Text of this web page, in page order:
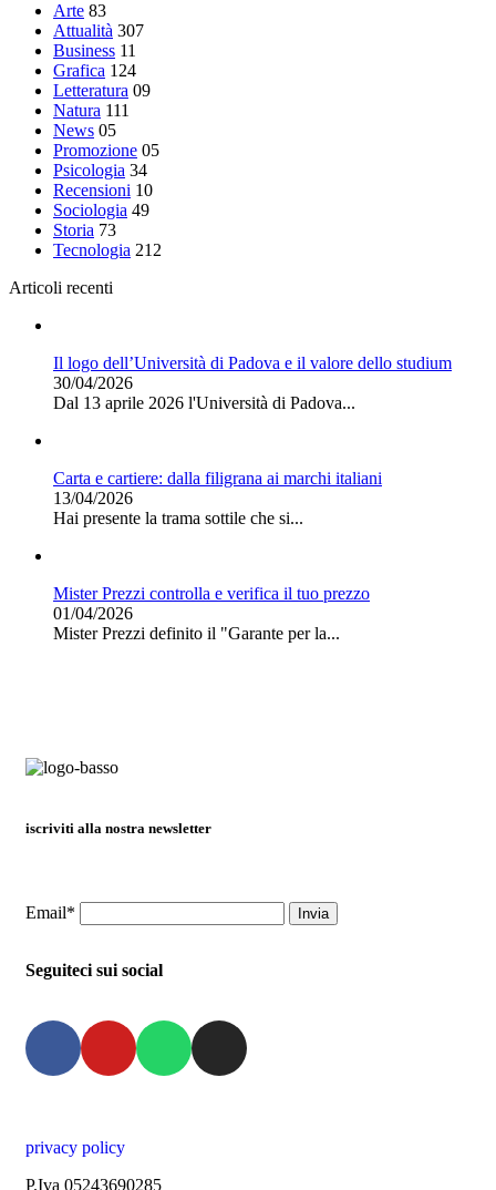
Arte 83
Attualità 307
Business 11
Grafica 124
Letteratura 09
Natura 111
News 05
Promozione 05
Psicologia 34
Recensioni 10
Sociologia 49
Storia 73
Tecnologia 212
Articoli recenti
Il logo dell’Università di Padova e il valore dello studium
30/04/2026
Dal 13 aprile 2026 l'Università di Padova...
Carta e cartiere: dalla filigrana ai marchi italiani
13/04/2026
Hai presente la trama sottile che si...
Mister Prezzi controlla e verifica il tuo prezzo
01/04/2026
Mister Prezzi definito il "Garante per la...
iscriviti alla nostra newsletter
Email*
Seguiteci sui social
privacy policy
P.Iva 05243690285